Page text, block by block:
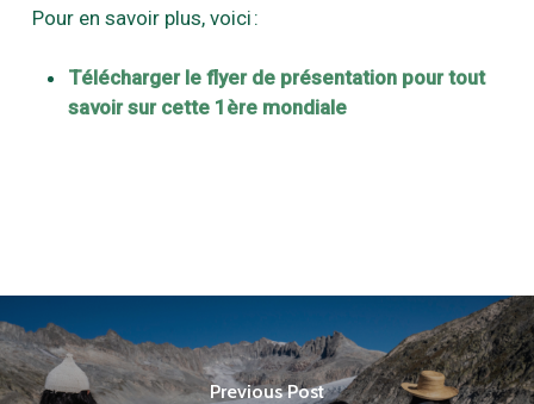
Pour en savoir plus, voici :
Télécharger le flyer de présentation pour tout
savoir sur cette 1ère mondiale
Previous Post